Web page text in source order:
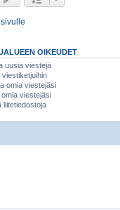
OIKEUDET
uusia viestejä
omia viestejäsi
viestejäsi
liitetiedostoja